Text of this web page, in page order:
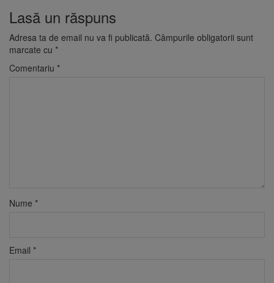
Lasă un răspuns
Adresa ta de email nu va fi publicată. Câmpurile obligatorii sunt
marcate cu *
Comentariu *
Nume *
Email *